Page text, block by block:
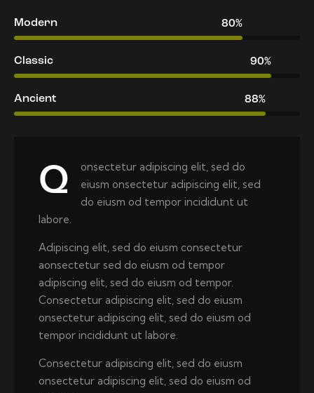
Modern 80%
Classic 90%
Ancient 88%
Q
onsectetur adipiscing elit, sed do
eiusm onsectetur adipiscing elit, sed
do eiusm od tempor incididunt ut
labore.
Adipiscing elit, sed do eiusm consectetur
aonsectetur sed do eiusm od tempor
adipiscing elit, sed do eiusm od tempor.
Consectetur adipiscing elit, sed do eiusm
onsectetur adipiscing elit, sed do eiusm od
tempor incididunt ut labore.
Consectetur adipiscing elit, sed do eiusm
onsectetur adipiscing elit, sed do eiusm od